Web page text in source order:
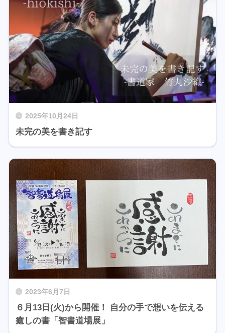
2025年10月24日
未完の美を書き記す
2023年6月7日
６月13日(火)から開催！ 自分の手で想いを伝える
癒しの書「智書道場展」